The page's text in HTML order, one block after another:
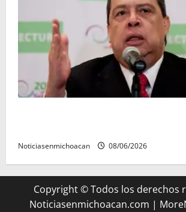
Noticiasenmichoacan 08/06/2026
Copyright © Todos los derechos
Noticiasenmichoacan.com |